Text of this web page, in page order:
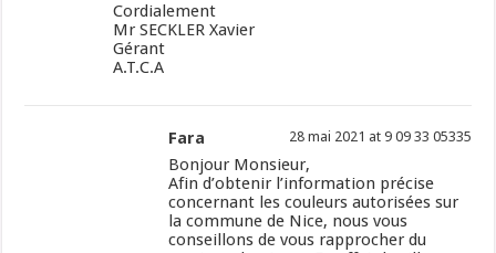
Cordialement
Mr SECKLER Xavier
Gérant
A.T.C.A
Fara 28 mai 2021 at 9 09 33 05335
Bonjour Monsieur,
Afin d’obtenir l’information précise
concernant les couleurs autorisées sur
la commune de Nice, nous vous
conseillons de vous rapprocher du